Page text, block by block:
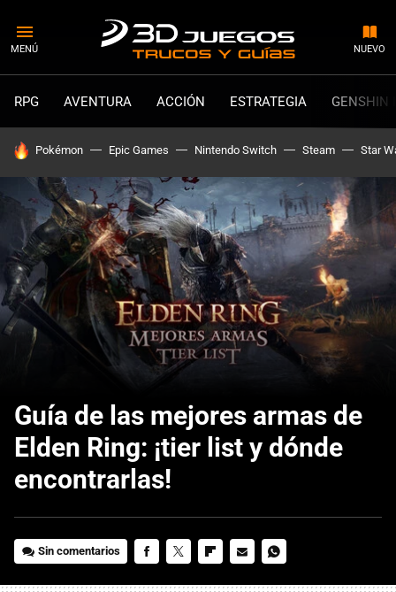
MENÚ NUEVO
RPG AVENTURA ACCIÓN ESTRATEGIA GENSHIN
HOY SE HABLA DE
Pokémon Epic Games Nintendo Switch Steam Star
Guía de las mejores armas de
Elden Ring: ¡tier list y dónde
encontrarlas!
Sin comentarios